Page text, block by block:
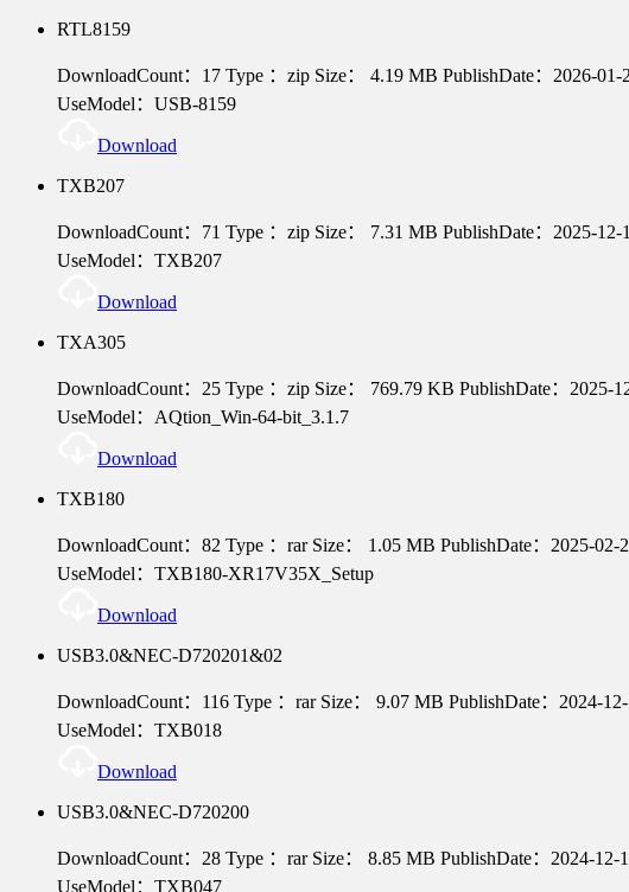
RTL8159
DownloadCount：17 Type ：zip Size： 4.19 MB PublishDate：2026-01-
UseModel：USB-8159
Download
TXB207
DownloadCount：71 Type ：zip Size： 7.31 MB PublishDate：2025-12-
UseModel：TXB207
Download
TXA305
DownloadCount：25 Type ：zip Size： 769.79 KB PublishDate：2025-
UseModel：AQtion_Win-64-bit_3.1.7
Download
TXB180
DownloadCount：82 Type ：rar Size： 1.05 MB PublishDate：2025-02-
UseModel：TXB180-XR17V35X_Setup
Download
USB3.0&NEC-D720201&02
DownloadCount：116 Type ：rar Size： 9.07 MB PublishDate：2024-
UseModel：TXB018
Download
USB3.0&NEC-D720200
DownloadCount：28 Type ：rar Size： 8.85 MB PublishDate：2024-12-
UseModel：TXB047